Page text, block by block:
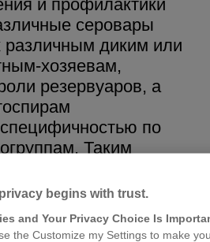
и профилактики
серовары
различным диким или
хозяевам,
резервуаров, а
специфичностью по
Таким
вакцин
о серогруппах, часто
в
регионе.
begins with trust.
and Your Privacy Choice Is
the Customize my Settings to make